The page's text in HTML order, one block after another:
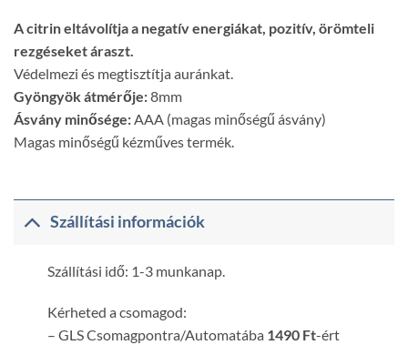
was:
8.290 Ft.4.390 Ft.
A citrin eltávolítja a negatív energiákat, pozitív, örömteli
rezgéseket áraszt.
Védelmezi és megtisztítja auránkat.
Gyöngyök átmérője:8mm
Ásvány minősége: AAA (magas minőségű ásvány)
Magas minőségű kézműves termék.
Szállítási információk
Szállítási idő: 1-3 munkanap.
Kérheted a csomagod:
– GLS Csomagpontra/Automatába 1490 Ft-ért